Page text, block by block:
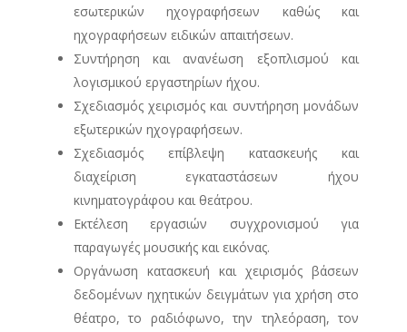
εσωτερικών ηχογραφήσεων καθώς και
ηχογραφήσεων ειδικών απαιτήσεων.
Συντήρηση και ανανέωση εξοπλισμού και
λογισμικού εργαστηρίων ήχου.
Σχεδιασμός χειρισμός και συντήρηση μονάδων
εξωτερικών ηχογραφήσεων.
Σχεδιασμός επίβλεψη κατασκευής και
διαχείριση εγκαταστάσεων ήχου
κινηματογράφου και θεάτρου.
Εκτέλεση εργασιών συγχρονισμού για
παραγωγές μουσικής και εικόνας.
Οργάνωση κατασκευή και χειρισμός βάσεων
δεδομένων ηχητικών δειγμάτων για χρήση στο
θέατρο, το ραδιόφωνο, την τηλεόραση, τον